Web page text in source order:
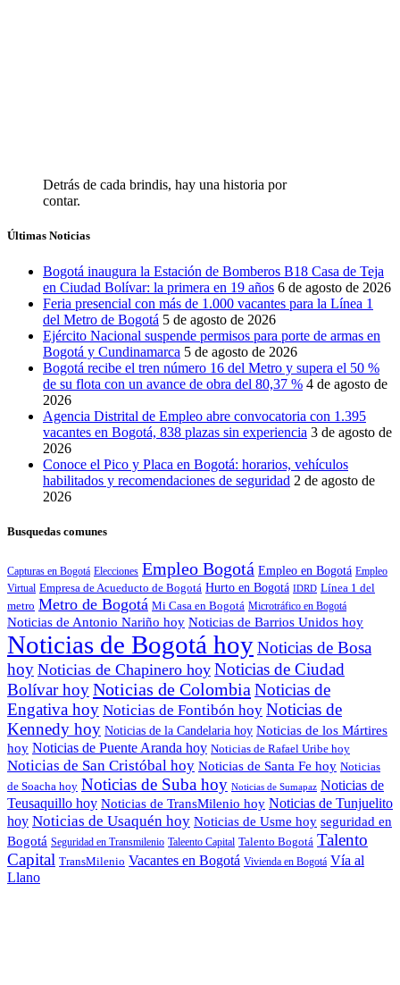
Detrás de cada brindis, hay una historia por
contar.
Últimas Noticias
Bogotá inaugura la Estación de Bomberos B18 Casa de Teja
en Ciudad Bolívar: la primera en 19 años 6 de agosto de 2026
Feria presencial con más de 1.000 vacantes para la Línea 1
del Metro de Bogotá 5 de agosto de 2026
Ejército Nacional suspende permisos para porte de armas en
Bogotá y Cundinamarca 5 de agosto de 2026
Bogotá recibe el tren número 16 del Metro y supera el 50 %
de su flota con un avance de obra del 80,37 % 4 de agosto de
2026
Agencia Distrital de Empleo abre convocatoria con 1.395
vacantes en Bogotá, 838 plazas sin experiencia 3 de agosto de
2026
Conoce el Pico y Placa en Bogotá: horarios, vehículos
habilitados y recomendaciones de seguridad 2 de agosto de
2026
Busquedas comunes
Capturas en Bogotá Elecciones Empleo Bogotá Empleo en Bogotá Empleo
Virtual Empresa de Acueducto de Bogotá Hurto en Bogotá IDRD Línea 1 del
metro Metro de Bogotá Mi Casa en Bogotá Microtráfico en Bogotá
Noticias de Antonio Nariño hoy Noticias de Barrios Unidos hoy
Noticias de Bogotá hoyNoticias de Bosa
hoy Noticias de Chapinero hoy Noticias de Ciudad
Bolívar hoyNoticias de Colombia Noticias de
Engativa hoy Noticias de Fontibón hoy Noticias de
Kennedy hoy Noticias de la Candelaria hoy Noticias de los Mártires
hoy Noticias de Puente Aranda hoy Noticias de Rafael Uribe hoy
Noticias de San Cristóbal hoy Noticias de Santa Fe hoy Noticias
de Soacha hoy Noticias de Suba hoy Noticias de Sumapaz Noticias de
Teusaquillo hoy Noticias de TransMilenio hoy Noticias de Tunjuelito
hoy Noticias de Usaquén hoy Noticias de Usme hoy seguridad en
Bogotá Seguridad en Transmilenio Taleento Capital Talento Bogotá Talento
Capital TransMilenio Vacantes en Bogotá Vivienda en Bogotá Vía al
Llano